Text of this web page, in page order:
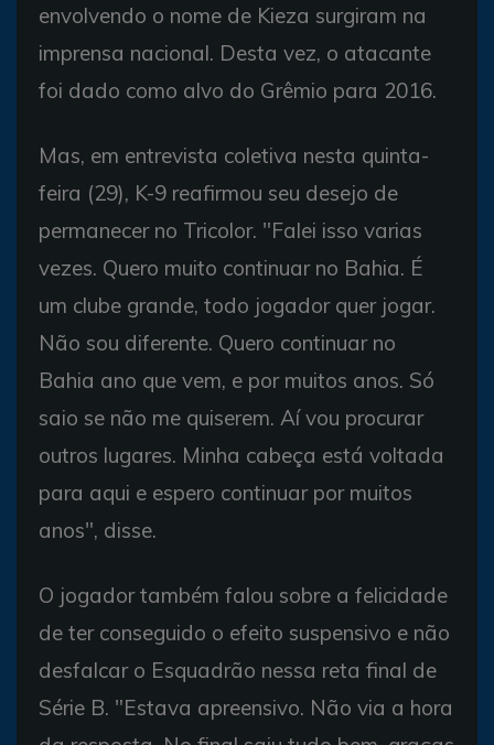
envolvendo o nome de Kieza surgiram na
imprensa nacional. Desta vez, o atacante
foi dado como alvo do Grêmio para 2016.
Mas, em entrevista coletiva nesta quinta-
feira (29), K-9 reafirmou seu desejo de
permanecer no Tricolor. "Falei isso varias
vezes. Quero muito continuar no Bahia. É
um clube grande, todo jogador quer jogar.
Não sou diferente. Quero continuar no
Bahia ano que vem, e por muitos anos. Só
saio se não me quiserem. Aí vou procurar
outros lugares. Minha cabeça está voltada
para aqui e espero continuar por muitos
anos", disse.
O jogador também falou sobre a felicidade
de ter conseguido o efeito suspensivo e não
desfalcar o Esquadrão nessa reta final de
Série B. "Estava apreensivo. Não via a hora